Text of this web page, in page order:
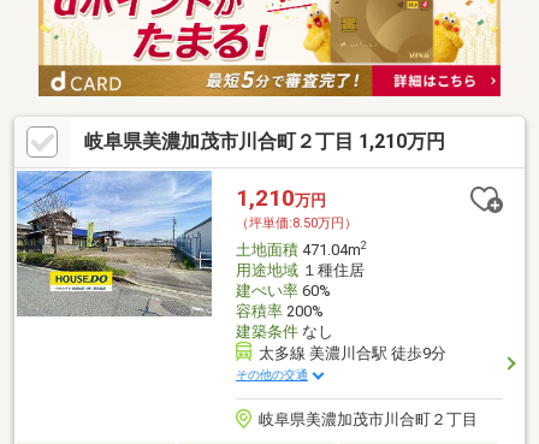
岐阜県美濃加茂市川合町２丁目 1,210万円
1,210万円
（坪単価:8.50万円）
土地面積471.04m2
用途地域１種住居
建ぺい率60%
容積率200%
建築条件なし
太多線 美濃川合駅 徒歩9分
その他の交通
岐阜県美濃加茂市川合町２丁目